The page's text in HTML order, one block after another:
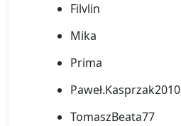
Filvlin
Mika
Prima
Paweł.Kasprzak2010
TomaszBeata77